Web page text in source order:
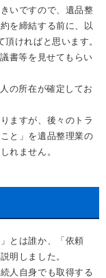
いですので、遺品整
を締結する前に、以
ければと思います。
書等を見せてもらい
の所在が確定してお
ますが、後々のトラ
と」を遺品整理業の
れません。
とは誰か、「依頼
明しました。
人自身でも取得する